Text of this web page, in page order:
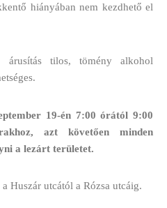
hiányában nem kezdhető el
árusítás tilos, tömény alkohol
19-én 7:00 órától 9:00
azt követően minden
a lezárt területet.
Huszár utcától a Rózsa utcáig.